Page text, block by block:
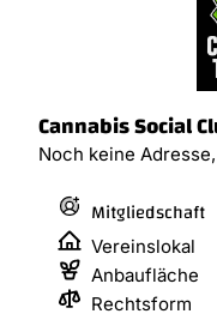
Cannabis Social
Noch keine
Mitgliedschaft
Vereinslokal
Anbaufläche
Rechtsform